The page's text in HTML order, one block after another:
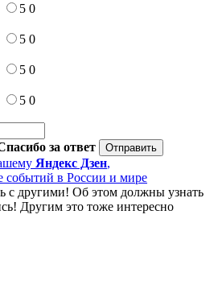
5 0
5 0
5 0
5 0
за ответ
Яндекс Дзен,
событий в России и мире
с другими! Об этом должны узнать
Другим это тоже интересно